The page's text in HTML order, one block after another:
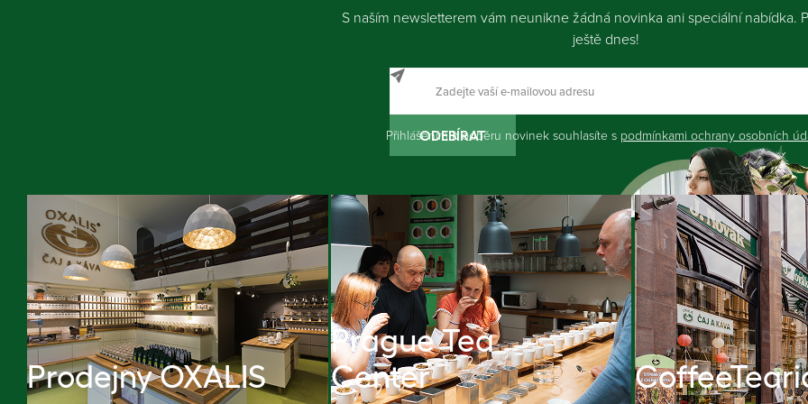
S naším newsletterem vám neunikne žádná novinka ani speciální nabídka.
ještě dnes!
ODEBÍRAT
Přihlášením k odběru novinek souhlasíte s podmínkami ochrany osobních
Prodejny OXALIS
Prague Tea
Center